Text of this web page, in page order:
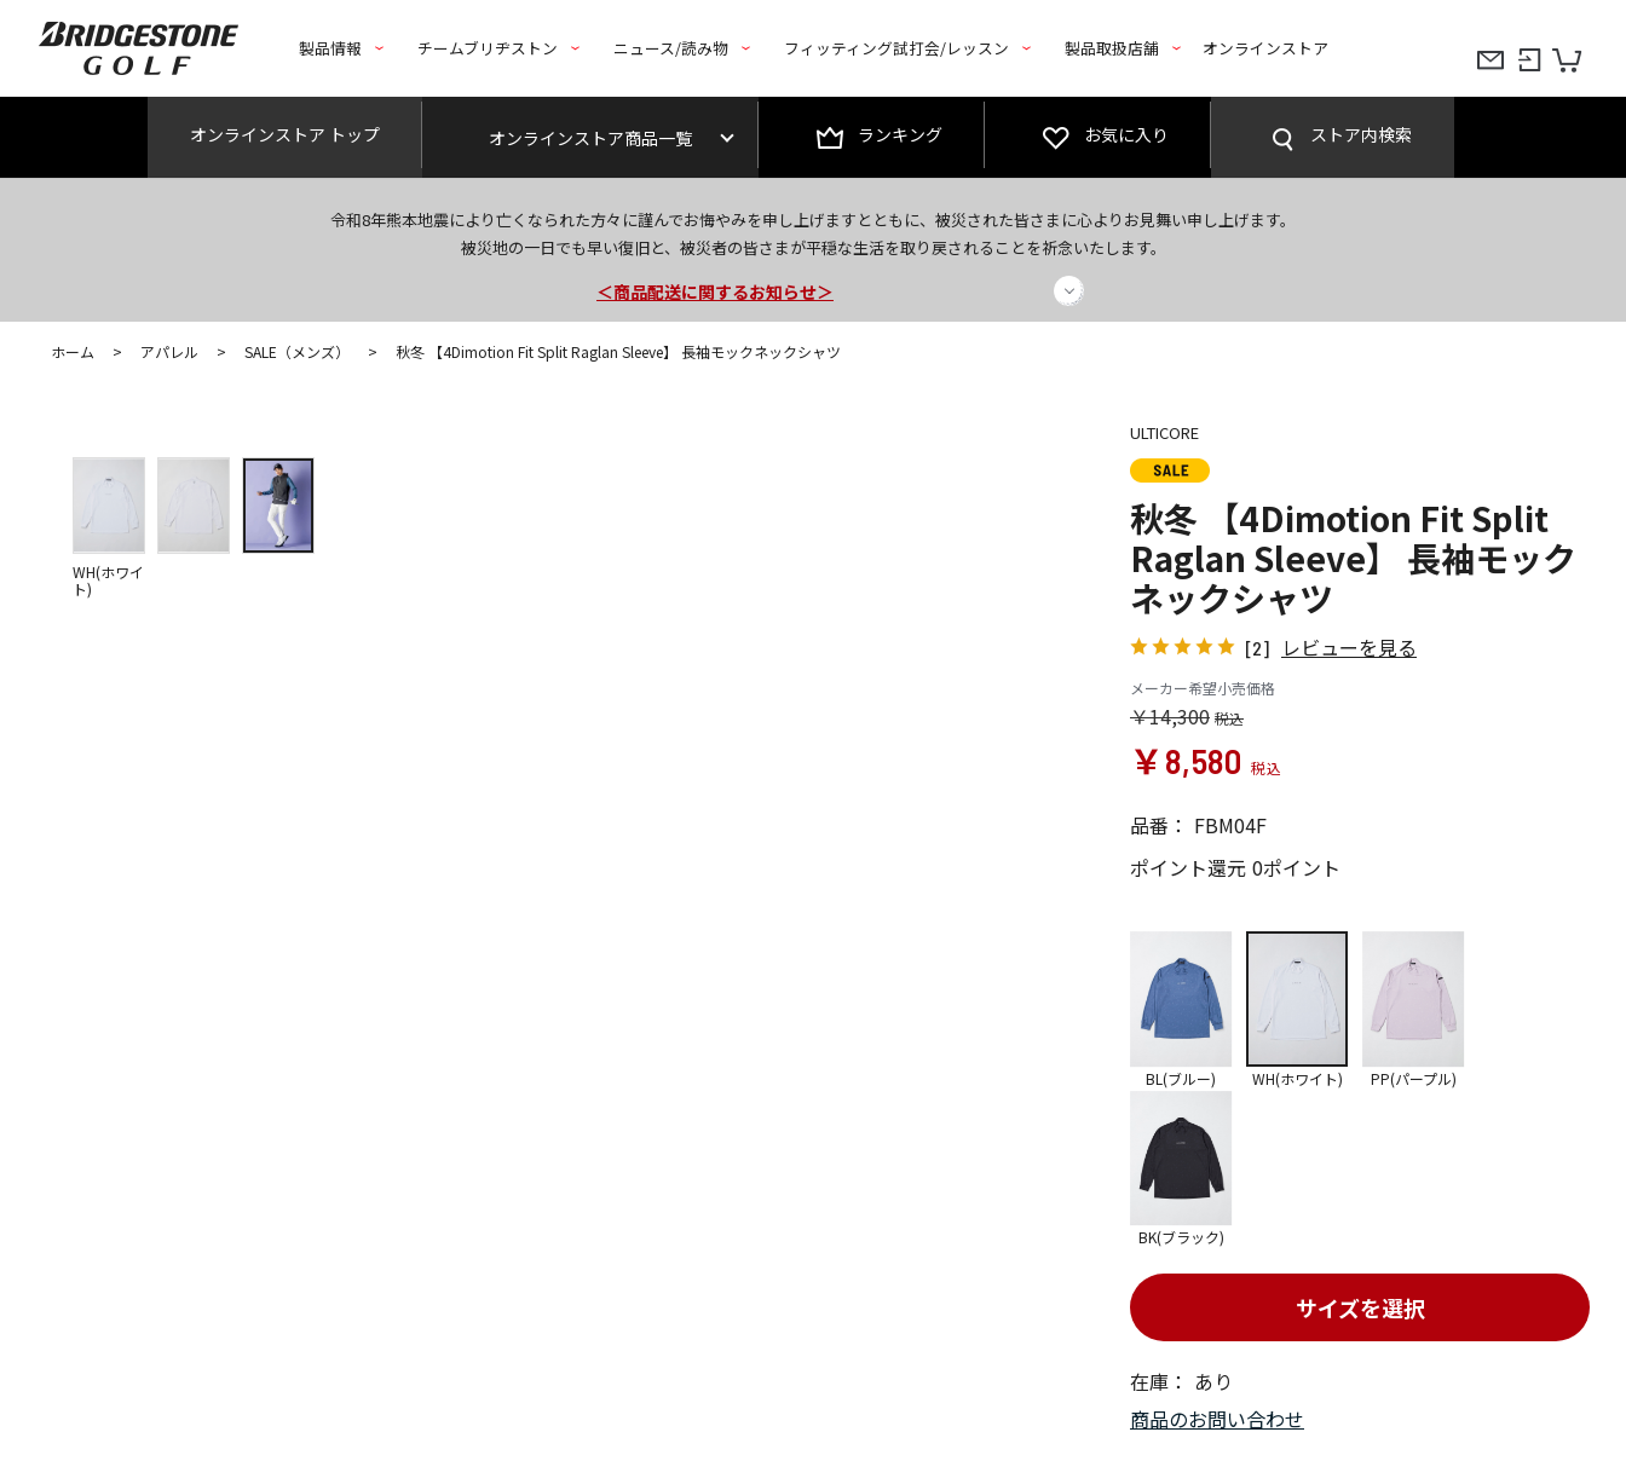
製品情報 チームブリヂストン ニュース/読み物 フィッティング試打会/レッスン 製品取扱店舗 オンラインストア
オンラインストア トップ オンラインストア商品一覧 ランキング お気に入り ストア内検索
令和8年熊本地震により亡くなられた方々に謹んでお悔やみを申し上げますとともに、被災された皆さまに心よりお見舞い申し上げます。
被災地の一日でも早い復旧と、被災者の皆さまが平穏な生活を取り戻されることを祈念いたします。
今なら新規会員登録で1,000円OFFクーポンプレゼント！
＜商品配送に関するお知らせ＞
＜夏季休暇中のご注文・発送・お問い合わせ＞
ホーム > アパレル > SALE（メンズ） > 秋冬 【4Dimotion Fit Split Raglan Sleeve】 長袖モックネックシャツ
WH(ホワイ
ト)
ULTICORE
秋冬 【4Dimotion Fit Split
Raglan Sleeve】 長袖モック
ネックシャツ
[2] レビューを見る
メーカー希望小売価格
￥14,300
￥8,580
品番： FBM04F
ポイント還元 0ポイント
在庫： あり
サイズを選択
BL(ブルー) WH(ホワイト) PP(パープル)
BK(ブラック)
商品のお問い合わせ